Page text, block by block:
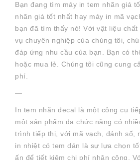
Bạn đang tìm máy in tem nhãn giá
nhãn giá tốt nhất hay máy in mã
bạn đã tìm thấy nó! Với vật liệu
vụ chuyên nghiệp của chúng tôi,
đáp ứng nhu cầu của bạn. Bạn có
hoặc mua lẻ. Chúng tôi cũng cung
phí.
—
In tem nhãn decal là một công cụ
một sản phẩm đa chức năng có
trình tiếp thị, với mã vạch, đánh số,
in nhiệt có tem dán là sự lựa chọn
ấn để tiết kiệm chi phí nhân công.